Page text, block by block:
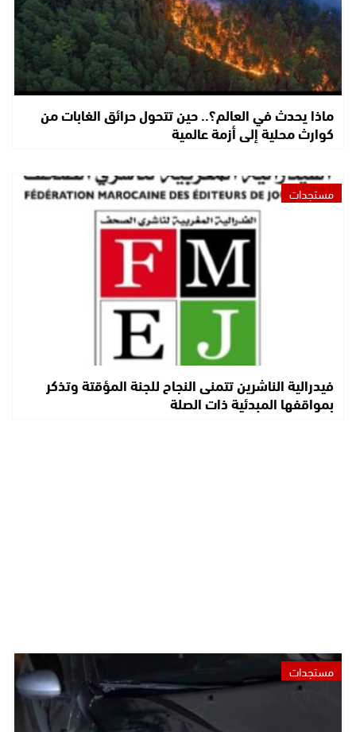
ماذا يحدث في العالم؟.. حين تتحول حرائق الغابات من
كوارث محلية إلى أزمة عالمية
مستجدات
فيدرالية الناشرين تتمنى النجاح للجنة المؤقتة وتذكر
بمواقفها المبدئية ذات الصلة
مستجدات